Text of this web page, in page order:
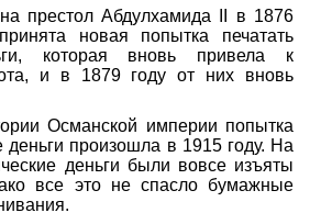
престол Абдулхамида II в 1876
новая попытка печатать
которая вновь привела к
и в 1879 году от них вновь
Османской империи попытка
произошла в 1915 году. На
деньги были вовсе изъяты
все это не спасло бумажные